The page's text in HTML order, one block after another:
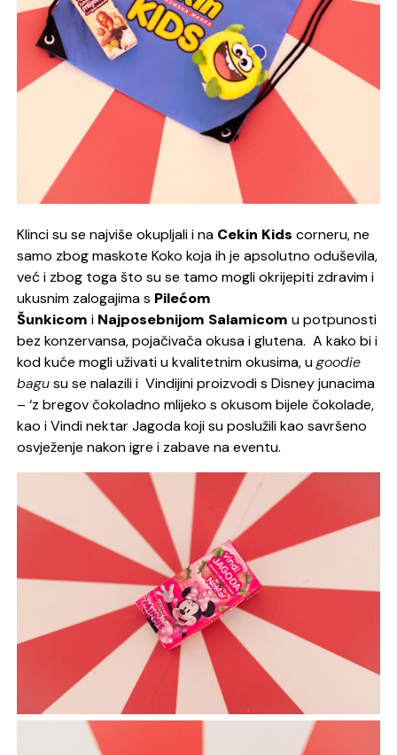
Klinci su se najviše okupljali i na Cekin Kids corneru, ne
samo zbog maskote Koko koja ih je apsolutno oduševila,
već i zbog toga što su se tamo mogli okrijepiti zdravim i
ukusnim zalogajima s Pilećom
Šunkicom i Najposebnijom Salamicomu potpunosti
bez konzervansa, pojačivača okusa i glutena. A kako bi i
kod kuće mogli uživati u kvalitetnim okusima, ugoodie
bagusu se nalazili i Vindijini proizvodi s Disney junacima
– ‘z bregov čokoladno mlijeko s okusom bijele čokolade,
kao i Vindi nektar Jagoda koji su poslužili kao savršeno
osvježenje nakon igre i zabave na eventu.